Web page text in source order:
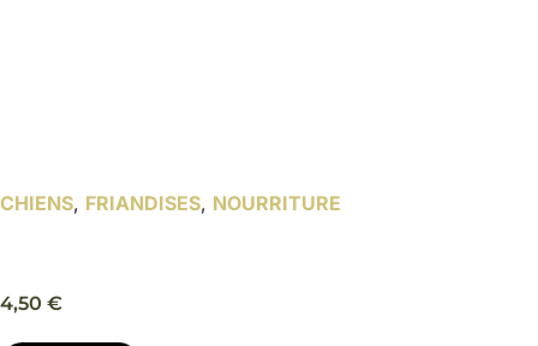
CHIENS, FRIANDISES, NOURRITURE
4,50 €